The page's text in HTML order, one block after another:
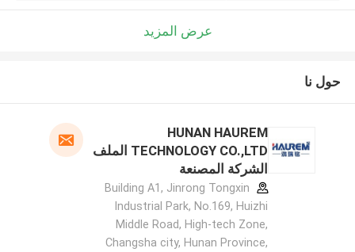
عرض المزيد
حول نا
HUNAN HAUREM
TECHNOLOGY CO.,LTD الملف
الشركة المصنعة
Building A1, Jinrong Tongxin
Industrial Park, No.169, Huizhi
Middle Road, High-tech Zone,
Changsha city, Hunan Province,